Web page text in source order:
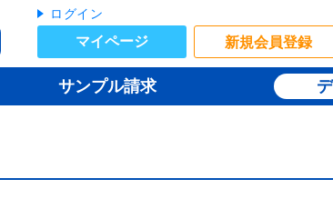
ログイン
マイページ 新規会員登録
サンプル請求